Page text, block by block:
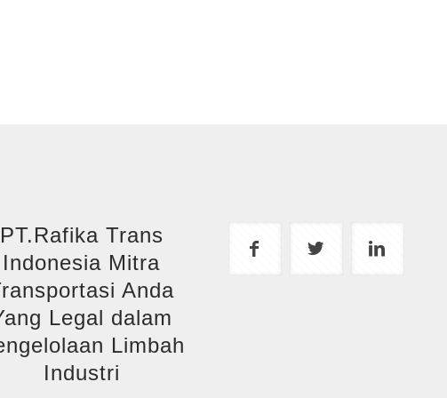
PT.Rafika Trans
Indonesia Mitra
Anda
Legal dalam
Limbah
Industri